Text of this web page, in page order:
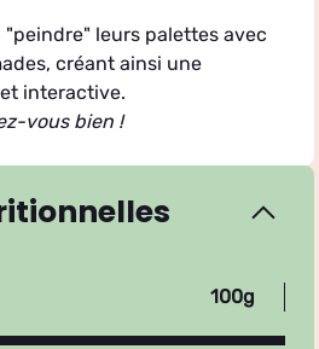
leurs palettes avec
créant ainsi une
interactive.
vous bien !
100g